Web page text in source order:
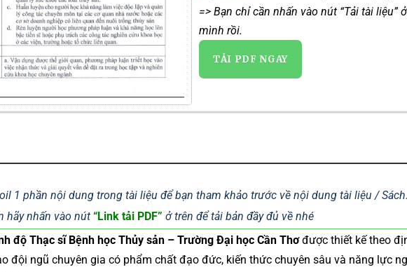
=> Bạn chỉ cần nhấn vào nút “Tải tài
mình rồi.
TẢI PDF NGAY
1 phần nội dung trong tài liệu để bạn tham khảo trước về nội dung tài liệu /
hãy nhấn vào nút “Link tải PDF” ở trên để tải bản đầy đủ về nhé
độ Thạc sĩ Bệnh học Thủy sản – Trường Đại học Cần Thơđược thiết kế theo
đội ngũ chuyên gia có phẩm chất đạo đức, kiến thức chuyên sâu và năng lực